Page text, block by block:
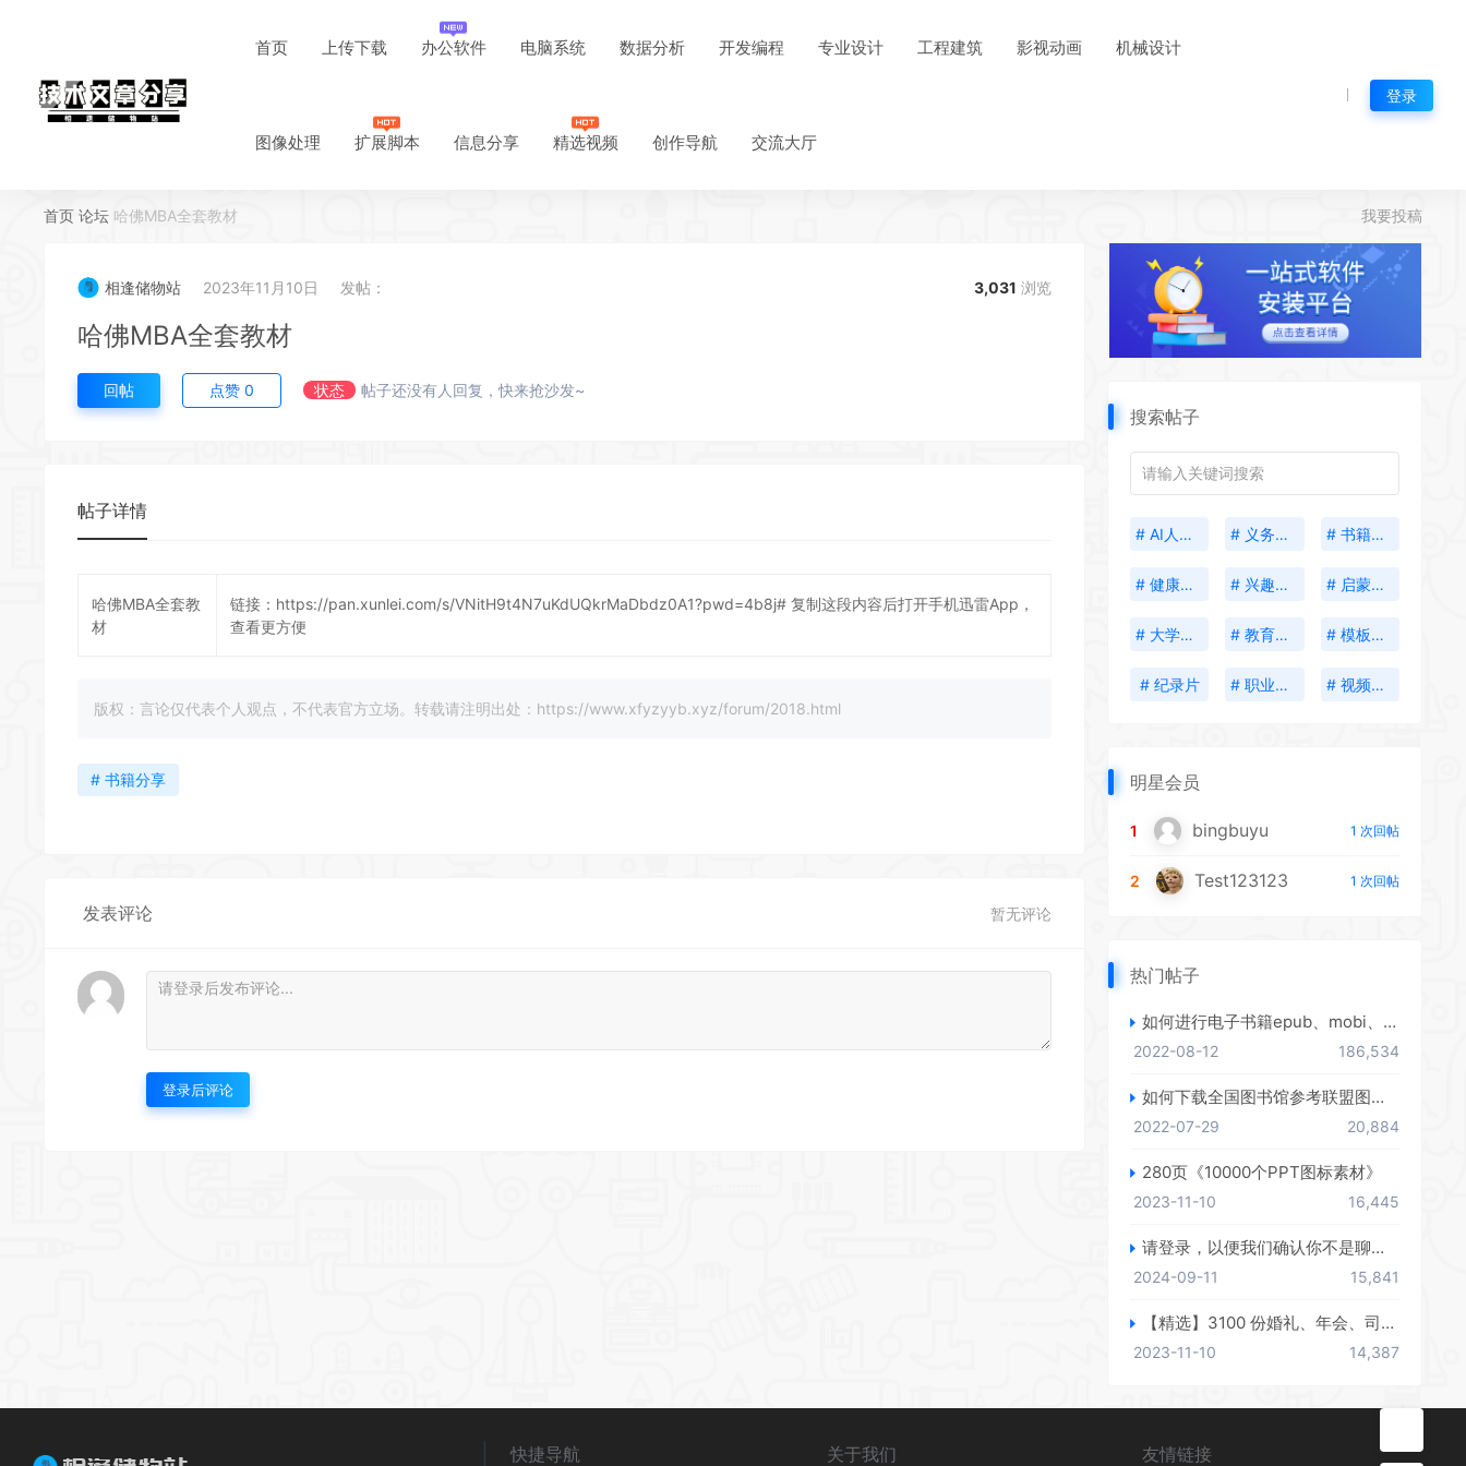
首页 上传下载 办公软件 电脑系统 数据分析 开发编程 专业设计 工程建筑 影视动画 机械设计
图像处理 扩展脚本 信息分享 精选视频 创作导航 交流大厅
登录
首页 论坛 哈佛MBA全套教材 我要投稿
相逢储物站 2023年11月10日 发帖： 3,031 浏览
哈佛MBA全套教材
回帖 点赞 0 状态 帖子还没有人回复，快来抢沙发~
帖子详情
哈佛MBA全套教
材
链接： https://pan.xunlei.com/s/VNitH9t4N7uKdUQkrMaDbdz0A1?pwd=4b8j# 复制这段内容后打开手机迅雷App，
查看更方便
版权：言论仅代表个人观点，不代表官方立场。转载请注明出处：https://www.xfyzyyb.xyz/forum/2018.html
# 书籍分享
发表评论 暂无评论
登录后评论
搜索帖子
# AI人工智能 # 义务教育 # 书籍分享
# 健康生活 # 兴趣培养 # 启蒙教育
# 大学资料 # 教育考试 # 模板插件
# 纪录片 # 职业发展 # 视频创作
明星会员
1 bingbuyu 1 次回帖
2 Test123123 1 次回帖
热门帖子
如何进行电子书籍epub、mobi、azw3格式互转，附海量电子书籍资源
2022-08-12 186,534
如何下载全国图书馆参考联盟图书？
2022-07-29 20,884
280页《10000个PPT图标素材》
2023-11-10 16,445
请登录，以便我们确认你不是聊天机器人
2024-09-11 15,841
【精选】3100 份婚礼、年会、司仪主持人、台词稿、节日生日、晚会、开场、开场白素材
2023-11-10 14,387
快捷导航 关于我们 友情链接